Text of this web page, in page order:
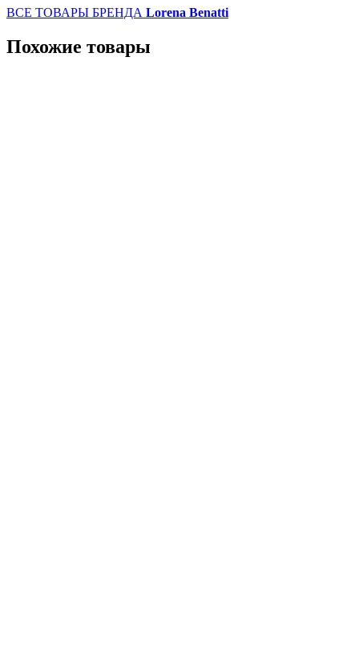
ВСЕ ТОВАРЫ БРЕНДА Lorena Benatti
Похожие товары